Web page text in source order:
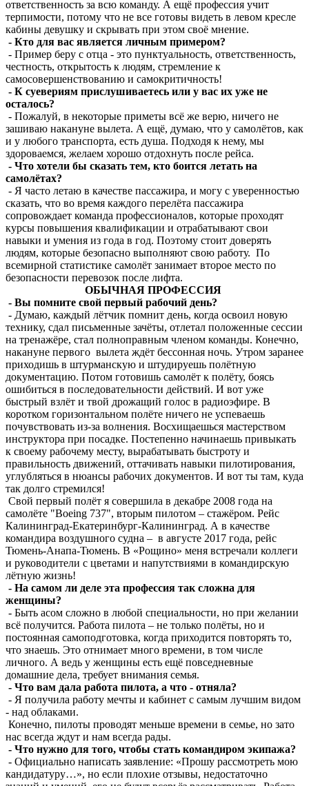
ответственность за всю команду. А ещё профессия учит
терпимости, потому что не все готовы видеть в левом кресле
кабины девушку и скрывать при этом своё мнение.
- Кто для вас является личным примером?
- Пример беру с отца - это пунктуальность, ответственность,
честность, открытость к людям, стремление к
самосовершенствованию и самокритичность!
- К суевериям прислушиваетесь или у вас их уже не
осталось?
- Пожалуй, в некоторые приметы всё же верю, ничего не
зашиваю накануне вылета. А ещё, думаю, что у самолётов, как
и у любого транспорта, есть душа. Подходя к нему, мы
здороваемся, желаем хорошо отдохнуть после рейса.
- Что хотели бы сказать тем, кто боится летать на
самолётах?
- Я часто летаю в качестве пассажира, и могу с уверенностью
сказать, что во время каждого перелёта пассажира
сопровождает команда профессионалов, которые проходят
курсы повышения квалификации и отрабатывают свои
навыки и умения из года в год. Поэтому стоит доверять
людям, которые безопасно выполняют свою работу. По
всемирной статистике самолёт занимает второе место по
безопасности перевозок после лифта.
ОБЫЧНАЯ ПРОФЕССИЯ
- Вы помните свой первый рабочий день?
- Думаю, каждый лётчик помнит день, когда освоил новую
технику, сдал письменные зачёты, отлетал положенные сессии
на тренажёре, стал полноправным членом команды. Конечно,
накануне первого вылета ждёт бессонная ночь. Утром заранее
приходишь в штурманскую и штудируешь полётную
документацию. Потом готовишь самолёт к полёту, боясь
ошибиться в последовательности действий. И вот уже
быстрый взлёт и твой дрожащий голос в радиоэфире. В
коротком горизонтальном полёте ничего не успеваешь
почувствовать из-за волнения. Восхищаешься мастерством
инструктора при посадке. Постепенно начинаешь привыкать
к своему рабочему месту, вырабатывать быстроту и
правильность движений, оттачивать навыки пилотирования,
углубляться в нюансы рабочих документов. И вот ты там, куда
так долго стремился!
Свой первый полёт я совершила в декабре 2008 года на
самолёте "Boeing 737", вторым пилотом – стажёром. Рейс
Калининград-Екатеринбург-Калининград. А в качестве
командира воздушного судна – в августе 2017 года, рейс
Тюмень-Анапа-Тюмень. В «Рощино» меня встречали коллеги
и руководители с цветами и напутствиями в командирскую
лётную жизнь!
- На самом ли деле эта профессия так сложна для
женщины?
- Быть асом сложно в любой специальности, но при желании
всё получится. Работа пилота – не только полёты, но и
постоянная самоподготовка, когда приходится повторять то,
что знаешь. Это отнимает много времени, в том числе
личного. А ведь у женщины есть ещё повседневные
домашние дела, требует внимания семья.
- Что вам дала работа пилота, а что - отняла?
- Я получила работу мечты и кабинет с самым лучшим видом
- над облаками.
Конечно, пилоты проводят меньше времени в семье, но зато
нас всегда ждут и нам всегда рады.
- Что нужно для того, чтобы стать командиром экипажа?
- Официально написать заявление: «Прошу рассмотреть мою
кандидатуру…», но если плохие отзывы, недостаточно